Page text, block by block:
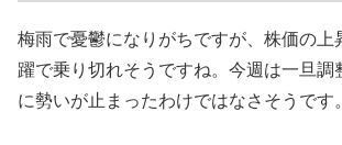
梅雨で憂鬱になりがちですが、株価の上
躍で乗り切れそうですね。今週は一旦調
に勢いが止まったわけではなさそうです。